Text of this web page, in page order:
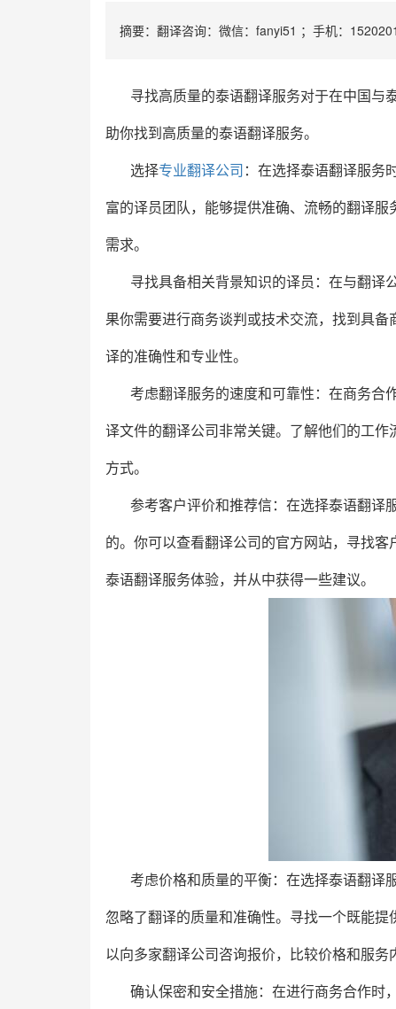
摘要：翻译咨询：微信：fanyi51 ；手机：
寻找高质量的泰语翻译服务对于在中国与
助你找到高质量的泰语翻译服务。
选择专业翻译公司：在选择泰语翻译服务
富的译员团队，能够提供准确、流畅的翻译
需求。
寻找具备相关背景知识的译员：在与翻译
果你需要进行商务谈判或技术交流，找到具
译的准确性和专业性。
考虑翻译服务的速度和可靠性：在商务合
译文件的翻译公司非常关键。了解他们的工
方式。
参考客户评价和推荐信：在选择泰语翻译
的。你可以查看翻译公司的官方网站，寻找
泰语翻译服务体验，并从中获得一些建议。
考虑价格和质量的平衡：在选择泰语翻译
忽略了翻译的质量和准确性。寻找一个既能
以向多家翻译公司咨询报价，比较价格和服务
确认保密和安全措施：在进行商务合作时